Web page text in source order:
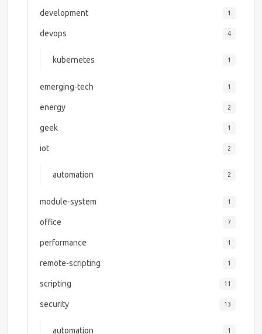
development 1
devops 4
kubernetes 1
emerging-tech 1
energy 2
geek 1
iot 2
automation 2
module-system 1
office 7
performance 1
remote-scripting 1
scripting 11
security 13
automation 1